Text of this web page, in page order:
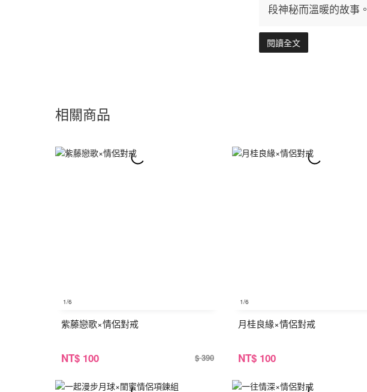
段神秘而溫暖的故事。
閱讀全文
相關商品
1/6
紫藤戀歌×情侶對戒
NT$ 100 $ 390
1/6
月桂良緣×情侶對戒
NT$ 100